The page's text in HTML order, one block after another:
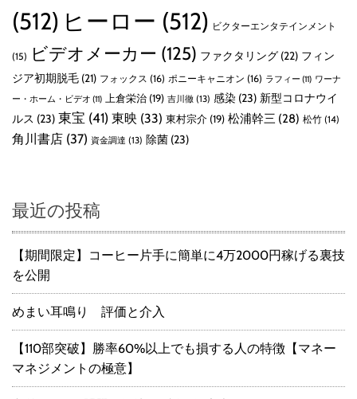
(512) ヒーロー (512) ビクターエンタテインメント
(15) ビデオメーカー (125) ファクタリング (22) フィン
ジア初期脱毛 (21) フォックス (16) ポニーキャニオン (16) ラフィー (11) ワーナ
ー・ホーム・ビデオ (11) 上倉栄治 (19) 吉川徹 (13) 感染 (23) 新型コロナウイ
ルス (23) 東宝 (41) 東映 (33) 東村宗介 (19) 松浦幹三 (28) 松竹 (14)
角川書店 (37) 資金調達 (13) 除菌 (23)
最近の投稿
【期間限定】コーヒー片手に簡単に4万2000円稼げる裏技
を公開
めまい耳鳴り 評価と介入
【110部突破】勝率60%以上でも損する人の特徴【マネー
マネジメントの極意】